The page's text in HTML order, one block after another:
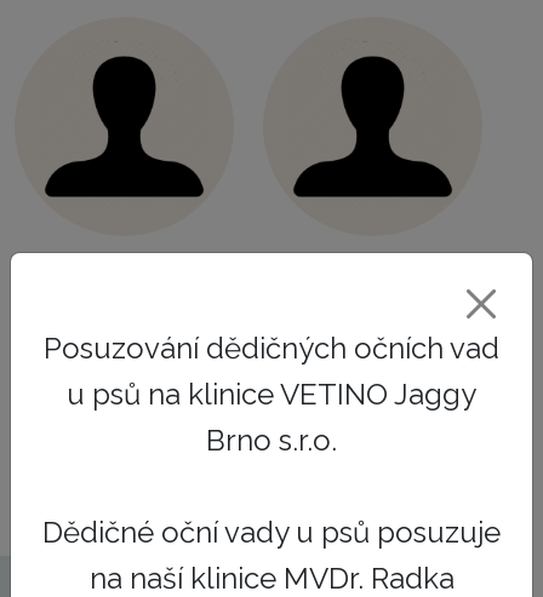
Veterinární lékařka
rusnakova@jaggy.cz
Veterinární lékařka
kellerova@jaggy.cz
Posuzování dědičných očních vad
u psů na klinice VETINO Jaggy
Brno s.r.o.
Dědičné oční vady u psů posuzuje
na naší klinice MVDr. Radka